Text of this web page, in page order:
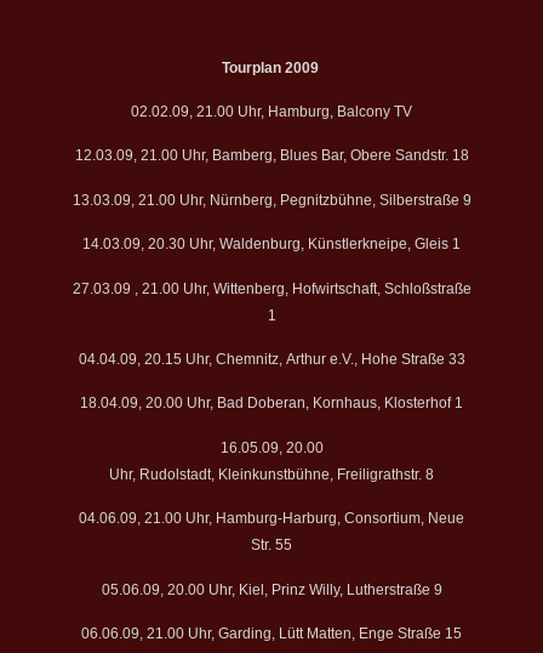
Tourplan 2009
02.02.09, 21.00 Uhr, Hamburg, Balcony TV
12.03.09, 21.00 Uhr, Bamberg, Blues Bar, Obere Sandstr. 18
13.03.09, 21.00 Uhr, Nürnberg, Pegnitzbühne, Silberstraße 9
14.03.09, 20.30 Uhr, Waldenburg, Künstlerkneipe, Gleis 1
27.03.09 , 21.00 Uhr, Wittenberg, Hofwirtschaft, Schloßstraße
1
04.04.09, 20.15 Uhr, Chemnitz, Arthur e.V., Hohe Straße 33
18.04.09, 20.00 Uhr, Bad Doberan, Kornhaus, Klosterhof 1
16.05.09, 20.00
Uhr, Rudolstadt, Kleinkunstbühne, Freiligrathstr. 8
04.06.09, 21.00 Uhr, Hamburg-Harburg, Consortium, Neue
Str. 55
05.06.09, 20.00 Uhr, Kiel, Prinz Willy, Lutherstraße 9
06.06.09, 21.00 Uhr, Garding, Lütt Matten, Enge Straße 15